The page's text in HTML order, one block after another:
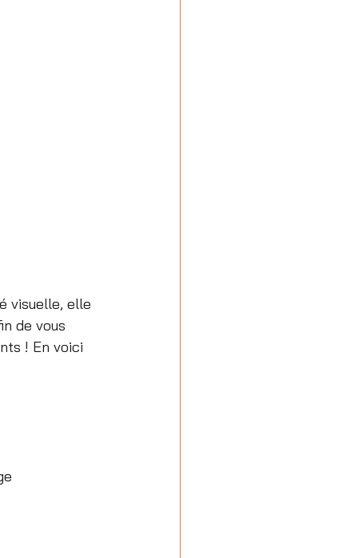
visuelle, elle
de vous
! En voici